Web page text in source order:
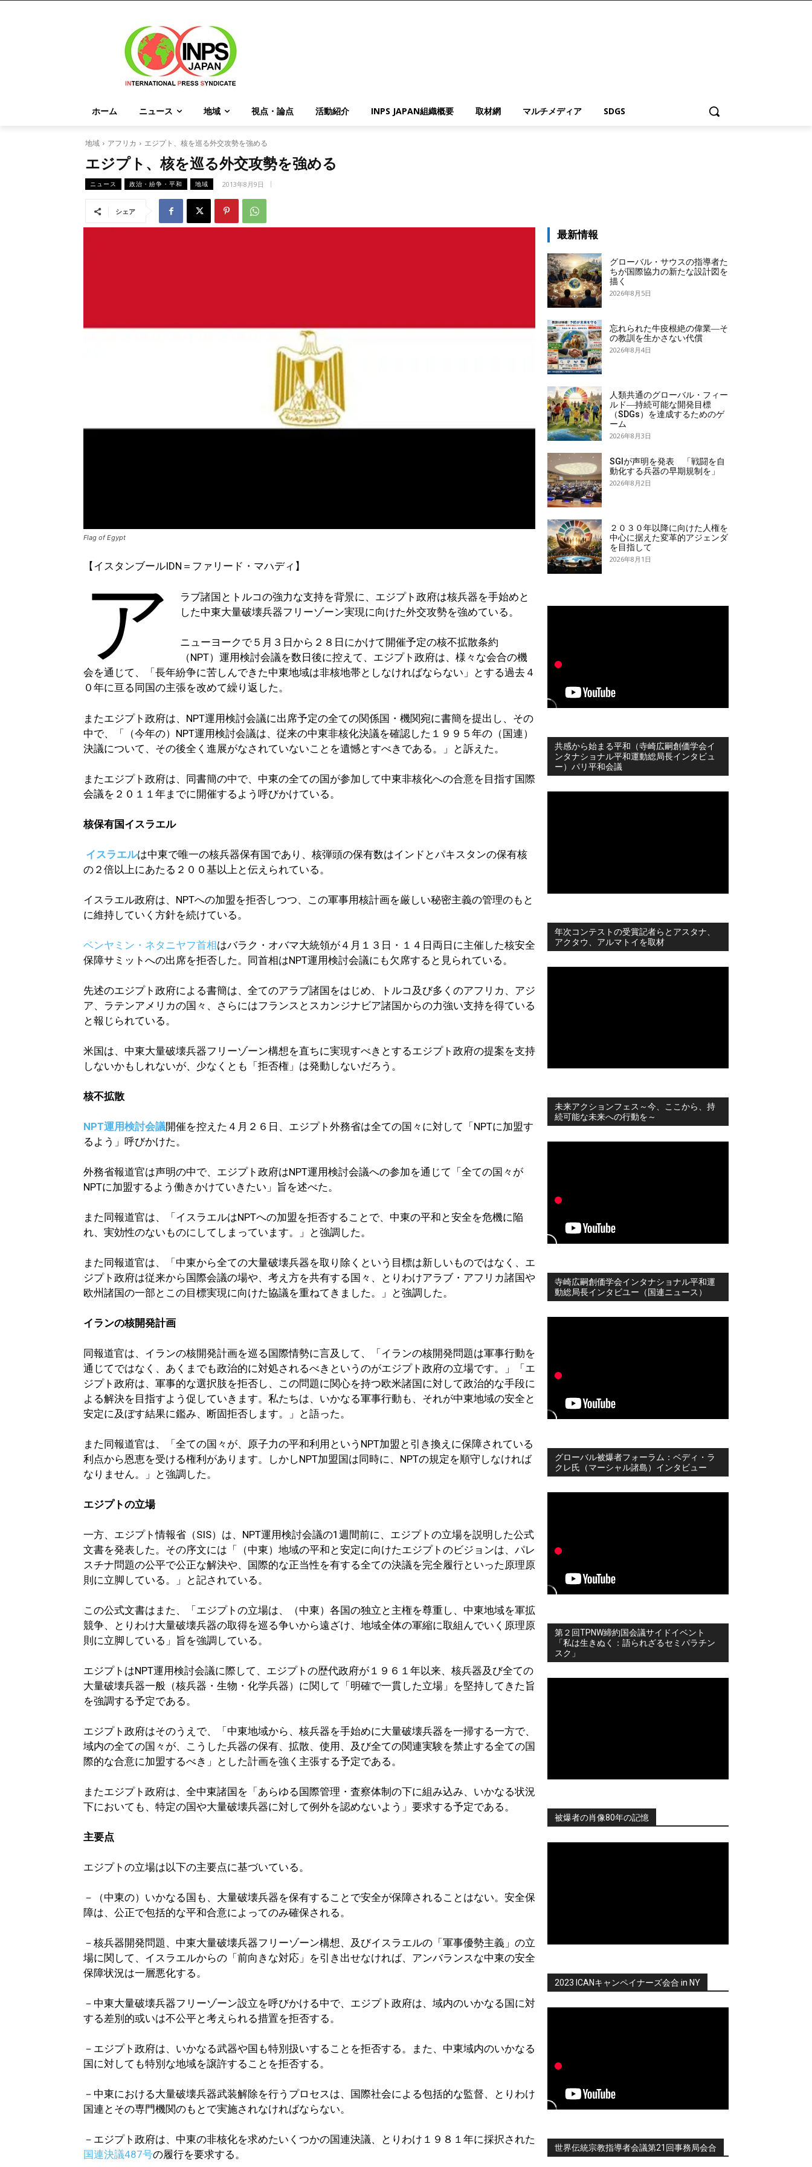
ホーム ニュース 地域 視点・論点 活動紹介 INPS JAPAN組織概要 取材網 マルチメディア SDGS
地域 アフリカ エジプト、核を巡る外交攻勢を強める
エジプト、核を巡る外交攻勢を強める
ニュース 政治・紛争・平和 地域 2013年8月9日
シェア
Flag of Egypt
【イスタンブールIDN＝ファリード・マハディ】
ア
ラブ諸国とトルコの強力な支持を背景に、エジプト政府は核兵器を手始めと
した中東大量破壊兵器フリーゾーン実現に向けた外交攻勢を強めている。
ニューヨークで５月３日から２８日にかけて開催予定の核不拡散条約
（NPT）運用検討会議を数日後に控えて、エジプト政府は、様々な会合の機
会を通じて、「長年紛争に苦しんできた中東地域は非核地帯としなければならない」とする過去４
０年に亘る同国の主張を改めて繰り返した。
またエジプト政府は、NPT運用検討会議に出席予定の全ての関係国・機関宛に書簡を提出し、その
中で、「（今年の）NPT運用検討会議は、従来の中東非核化決議を確認した１９９５年の（国連）
決議について、その後全く進展がなされていないことを遺憾とすべきである。」と訴えた。
またエジプト政府は、同書簡の中で、中東の全ての国が参加して中東非核化への合意を目指す国際
会議を２０１１年までに開催するよう呼びかけている。
核保有国イスラエル
イスラエルは中東で唯一の核兵器保有国であり、核弾頭の保有数はインドとパキスタンの保有核
の２倍以上にあたる２００基以上と伝えられている。
イスラエル政府は、NPTへの加盟を拒否しつつ、この軍事用核計画を厳しい秘密主義の管理のもと
に維持していく方針を続けている。
ベンヤミン・ネタニヤフ首相はバラク・オバマ大統領が４月１３日・１４日両日に主催した核安全
保障サミットへの出席を拒否した。同首相はNPT運用検討会議にも欠席すると見られている。
先述のエジプト政府による書簡は、全てのアラブ諸国をはじめ、トルコ及び多くのアフリカ、アジ
ア、ラテンアメリカの国々、さらにはフランスとスカンジナビア諸国からの力強い支持を得ている
と報じられている。
米国は、中東大量破壊兵器フリーゾーン構想を直ちに実現すべきとするエジプト政府の提案を支持
しないかもしれないが、少なくとも「拒否権」は発動しないだろう。
核不拡散
NPT運用検討会議開催を控えた４月２６日、エジプト外務省は全ての国々に対して「NPTに加盟す
るよう」呼びかけた。
外務省報道官は声明の中で、エジプト政府はNPT運用検討会議への参加を通じて「全ての国々が
NPTに加盟するよう働きかけていきたい」旨を述べた。
また同報道官は、「イスラエルはNPTへの加盟を拒否することで、中東の平和と安全を危機に陥
れ、実効性のないものにしてしまっています。」と強調した。
また同報道官は、「中東から全ての大量破壊兵器を取り除くという目標は新しいものではなく、エ
ジプト政府は従来から国際会議の場や、考え方を共有する国々、とりわけアラブ・アフリカ諸国や
欧州諸国の一部とこの目標実現に向けた協議を重ねてきました。」と強調した。
イランの核開発計画
同報道官は、イランの核開発計画を巡る国際情勢に言及して、「イランの核開発問題は軍事行動を
通じてではなく、あくまでも政治的に対処されるべきというのがエジプト政府の立場です。」「エ
ジプト政府は、軍事的な選択肢を拒否し、この問題に関心を持つ欧米諸国に対して政治的な手段に
よる解決を目指すよう促していきます。私たちは、いかなる軍事行動も、それが中東地域の安全と
安定に及ぼす結果に鑑み、断固拒否します。」と語った。
また同報道官は、「全ての国々が、原子力の平和利用というNPT加盟と引き換えに保障されている
利点から恩恵を受ける権利があります。しかしNPT加盟国は同時に、NPTの規定を順守しなければ
なりません。」と強調した。
エジプトの立場
一方、エジプト情報省（SIS）は、NPT運用検討会議の1週間前に、エジプトの立場を説明した公式
文書を発表した。その序文には「（中東）地域の平和と安定に向けたエジプトのビジョンは、パレ
スチナ問題の公平で公正な解決や、国際的な正当性を有する全ての決議を完全履行といった原理原
則に立脚している。」と記されている。
この公式文書はまた、「エジプトの立場は、（中東）各国の独立と主権を尊重し、中東地域を軍拡
競争、とりわけ大量破壊兵器の取得を巡る争いから遠ざけ、地域全体の軍縮に取組んでいく原理原
則に立脚している」旨を強調している。
エジプトはNPT運用検討会議に際して、エジプトの歴代政府が１９６１年以来、核兵器及び全ての
大量破壊兵器一般（核兵器・生物・化学兵器）に関して「明確で一貫した立場」を堅持してきた旨
を強調する予定である。
エジプト政府はそのうえで、「中東地域から、核兵器を手始めに大量破壊兵器を一掃する一方で、
域内の全ての国々が、こうした兵器の保有、拡散、使用、及び全ての関連実験を禁止する全ての国
際的な合意に加盟するべき」とした計画を強く主張する予定である。
またエジプト政府は、全中東諸国を「あらゆる国際管理・査察体制の下に組み込み、いかなる状況
下においても、特定の国や大量破壊兵器に対して例外を認めないよう」要求する予定である。
主要点
エジプトの立場は以下の主要点に基づいている。
－（中東の）いかなる国も、大量破壊兵器を保有することで安全が保障されることはない。安全保
障は、公正で包括的な平和合意によってのみ確保される。
－核兵器開発問題、中東大量破壊兵器フリーゾーン構想、及びイスラエルの「軍事優勢主義」の立
場に関して、イスラエルからの「前向きな対応」を引き出せなければ、アンバランスな中東の安全
保障状況は一層悪化する。
－中東大量破壊兵器フリーゾーン設立を呼びかける中で、エジプト政府は、域内のいかなる国に対
する差別的或いは不公平と考えられる措置を拒否する。
－エジプト政府は、いかなる武器や国も特別扱いすることを拒否する。また、中東域内のいかなる
国に対しても特別な地域を譲許することを拒否する。
－中東における大量破壊兵器武装解除を行うプロセスは、国際社会による包括的な監督、とりわけ
国連とその専門機関のもとで実施されなければならない。
－エジプト政府は、中東の非核化を求めたいくつかの国連決議、とりわけ１９８１年に採択された
国連決議487号の履行を要求する。
最新情報
グローバル・サウスの指導者た
ちが国際協力の新たな設計図を
描く
2026年8月5日
忘れられた牛疫根絶の偉業―そ
の教訓を生かさない代償
2026年8月4日
人類共通のグローバル・フィー
ルド―持続可能な開発目標
（SDGs）を達成するためのゲ
ーム
2026年8月3日
SGIが声明を発表 「戦闘を自
動化する兵器の早期規制を」
2026年8月2日
２０３０年以降に向けた人権を
中心に据えた変革的アジェンダ
を目指して
2026年8月1日
共感から始まる平和（寺崎広嗣創価学会イ
ンタナショナル平和運動総局長インタビュ
ー）パリ平和会議
年次コンテストの受賞記者らとアスタナ、
アクタウ、アルマトイを取材
未来アクションフェス～今、ここから、持
続可能な未来への行動を～
寺崎広嗣創価学会インタナショナル平和運
動総局長インタビユー（国連ニュース）
グローバル被爆者フォーラム：ベディ・ラ
クレ氏（マーシャル諸島）インタビュー
第２回TPNW締約国会議サイドイベント
「私は生きぬく：語られざるセミパラチン
スク」
被爆者の肖像80年の記憶
2023 ICANキャンペイナーズ会合 in NY
世界伝統宗教指導者会議第21回事務局会合